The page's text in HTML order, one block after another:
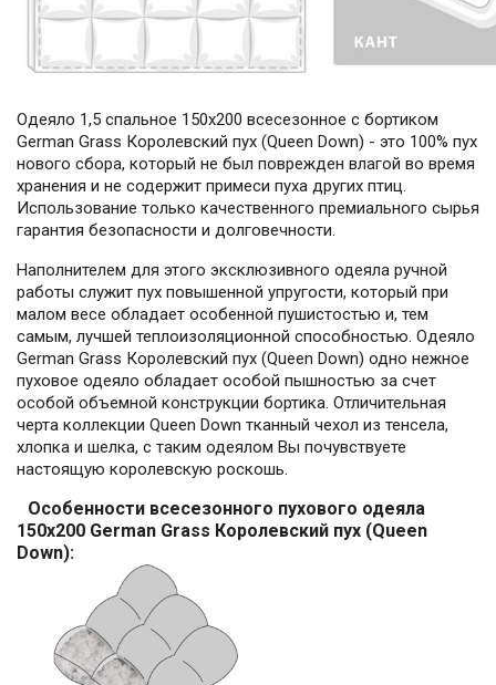
Одеяло 1,5 спальное 150х200 всесезонное с бортиком
German Grass Королевский пух (Queen Down) - это 100% пух
нового сбора, который не был поврежден влагой во время
хранения и не содержит примеси пуха других птиц.
Использование только качественного премиального сырья
гарантия безопасности и долговечности.
Наполнителем для этого эксклюзивного одеяла ручной
работы служит пух повышенной упругости, который при
малом весе обладает особенной пушистостью и, тем
самым, лучшей теплоизоляционной способностью. Одеяло
German Grass Королевский пух (Queen Down) одно нежное
пуховое одеяло обладает особой пышностью за счет
особой объемной конструкции бортика. Отличительная
черта коллекции Queen Down тканный чехол из тенсела,
хлопка и шелка, с таким одеялом Вы почувствуете
настоящую королевскую роскошь.
Особенности всесезонного пухового одеяла
150x200 German Grass Королевский пух (Queen
Down):